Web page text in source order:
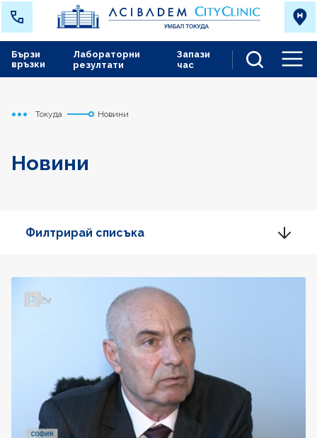
Лабораторни
резултати
Запази
час
Бързи
връзки
Начало
Токуда Новини
Новини
Филтрирай списъка